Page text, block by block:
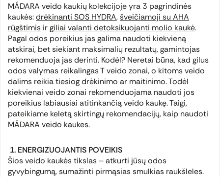
MÁDARA veido kaukių kolekcijoje yra 3 pagrindinės
kaukės:drėkinanti SOS HYDRA,šveičiamoji su AHA
rūgštimis irgiliai valanti detoksikuojanti molio kaukė.
Pagal odos poreikius jas galima naudoti kiekvieną
atskirai, bet siekiant maksimalių rezultatų, gamintojas
rekomenduoja jas derinti. Kodėl? Neretai būna, kad gilus
odos valymas reikalingas T veido zonai, o kitoms veido
dalims reikia tiesiog drėkinimo ar maitinimo. Todėl
kiekvienai veido zonai rekomenduojama naudoti jos
poreikius labiausiai atitinkančią veido kaukę. Taigi,
pateikiame keletą skirtingų rekomendacijų, kaip naudoti
MÁDARA veido kaukes.
1. ENERGIZUOJANTIS POVEIKIS
Šios veido kaukės tikslas – atkurti jūsų odos
gyvybingumą, sumažinti pirmąsias smulkias raukšleles.